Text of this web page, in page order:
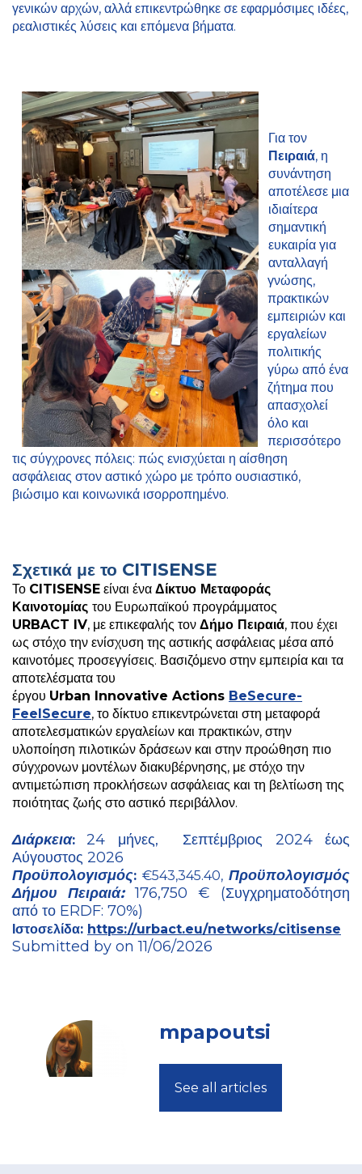
γενικών αρχών, αλλά επικεντρώθηκε σε εφαρμόσιμες ιδέες,
ρεαλιστικές λύσεις και επόμενα βήματα.
Για τον
Πειραιά, η
συνάντηση
αποτέλεσε μια
ιδιαίτερα
σημαντική
ευκαιρία για
ανταλλαγή
γνώσης,
πρακτικών
εμπειριών και
εργαλείων
πολιτικής
γύρω από ένα
ζήτημα που
απασχολεί
όλο και
περισσότερο
τις σύγχρονες πόλεις: πώς ενισχύεται η αίσθηση
ασφάλειας στον αστικό χώρο με τρόπο ουσιαστικό,
βιώσιμο και κοινωνικά ισορροπημένο.
Σχετικά με το CITISENSE
Το CITISENSE είναι ένα Δίκτυο Μεταφοράς
Καινοτομίας του Ευρωπαϊκού προγράμματος
URBACT IV, με επικεφαλής τον Δήμο Πειραιά, που έχει
ως στόχο την ενίσχυση της αστικής ασφάλειας μέσα από
καινοτόμες προσεγγίσεις. Βασιζόμενο στην εμπειρία και τα
αποτελέσματα του
έργου Urban Innovative Actions BeSecure-
FeelSecure, το δίκτυο επικεντρώνεται στη μεταφορά
αποτελεσματικών εργαλείων και πρακτικών, στην
υλοποίηση πιλοτικών δράσεων και στην προώθηση πιο
σύγχρονων μοντέλων διακυβέρνησης, με στόχο την
αντιμετώπιση προκλήσεων ασφάλειας και τη βελτίωση της
ποιότητας ζωής στο αστικό περιβάλλον.
Διάρκεια: 24 μήνες,
Σεπτέμβριος 2024 έως
Αύγουστος 2026
Προϋπολογισμός: €543,345.40, Προϋπολογισμός
Δήμου Πειραιά:176,750 € (Συγχρηματοδότηση
από το ERDF: 70%)
Ιστοσελίδα: https://urbact.eu/networks/citisense
Submitted by on 11/06/2026
mpapoutsi
See all articles